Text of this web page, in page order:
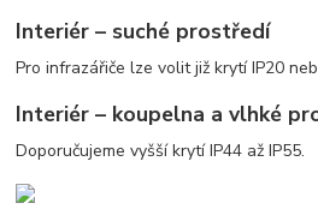
Interiér – suché prostředí
Pro infrazářiče lze volit již krytí IP20
Interiér – koupelna a vlhké
Doporučujeme vyšší krytí IP44 až IP55.